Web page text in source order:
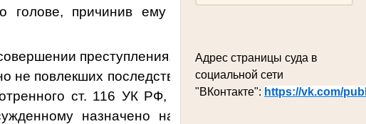
Адрес страницы суда в
социальной сети
"ВКонтакте": https://vk.com/
голове, причинив ему физическую боль и
преступления, предусмотренного ч. 2 ст.
повлекших последствий, указанных в ст. 115
ст. 116 УК РФ, лицом,имеющим судимость
назначено наказание в виде